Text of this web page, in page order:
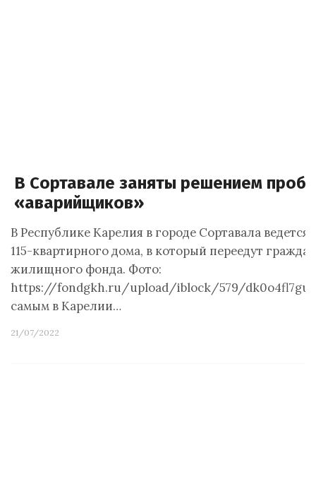
В Сортавале заняты решением
«аварийщиков»
В Республике Карелия в городе Сортавала ведется
115-квартирного дома, в который переедут
жилищного фонда. Фото:
https://fondgkh.ru/upload/iblock/579/
самым в Карелии…
21/07/2022